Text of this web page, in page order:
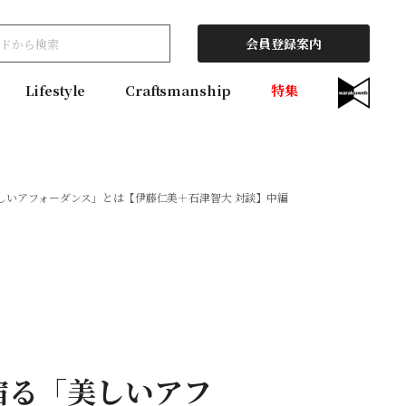
会員登録案内
Lifestyle Craftsmanship 特集
アフォーダンス」とは【伊藤仁美＋石津智大 対談】中編
「美しいアフ